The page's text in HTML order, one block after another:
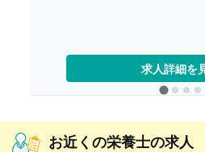
・住宅手当
・扶養手当
【賞与】年2回（
【退職金】なし
求人詳細を
お近くの栄養士の求人